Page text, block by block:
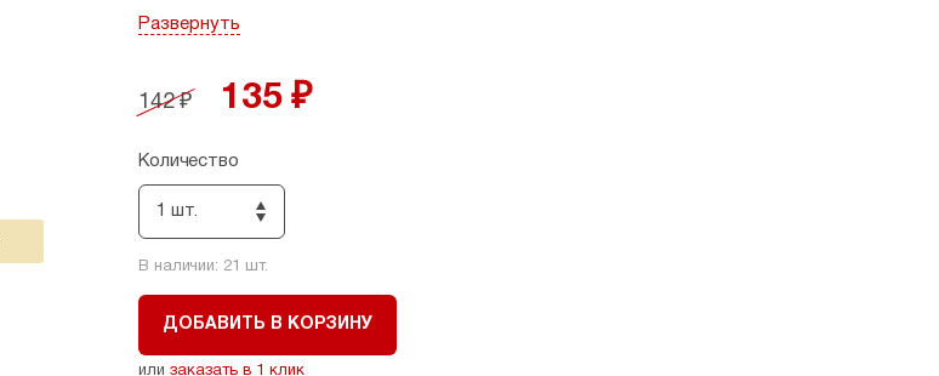
Развернуть
142 ₽ 135 ₽
Количество
1 шт.
В наличии: 21 шт.
ДОБАВИТЬ В КОРЗИНУ
или заказать в 1 клик